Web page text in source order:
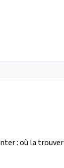
: où la